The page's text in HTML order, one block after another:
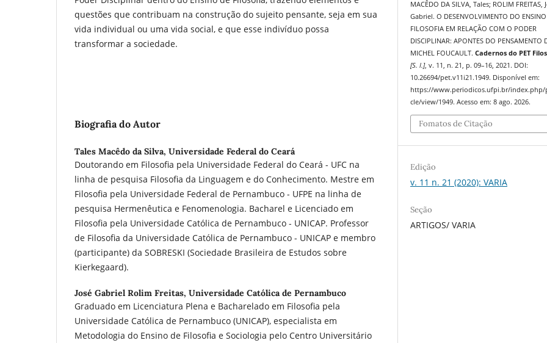
questões que contribuam na construção do sujeito pensante, seja em sua
vida individual ou uma vida social, e que esse indivíduo possa
transformar a sociedade.
Biografia do Autor
Tales Macêdo da Silva, Universidade Federal do Ceará
Doutorando em Filosofia pela Universidade Federal do Ceará - UFC na
linha de pesquisa Filosofia da Linguagem e do Conhecimento. Mestre em
Filosofia pela Universidade Federal de Pernambuco - UFPE na linha de
pesquisa Hermenêutica e Fenomenologia. Bacharel e Licenciado em
Filosofia pela Universidade Católica de Pernambuco - UNICAP. Professor
de Filosofia da Universidade Católica de Pernambuco - UNICAP e membro
(participante) da SOBRESKI (Sociedade Brasileira de Estudos sobre
Kierkegaard).
José Gabriel Rolim Freitas, Universidade Católica de Pernambuco
Graduado em Licenciatura Plena e Bacharelado em Filosofia pela
Universidade Católica de Pernambuco (UNICAP), especialista em
Metodologia do Ensino de Filosofia e Sociologia pelo Centro Universitário
MACÊDO DA SILVA, Tales; ROLIM FREITAS,
Gabriel. O DESENVOLVIMENTO DO
FILOSOFIA EM RELAÇÃO COM O PODER
DISCIPLINAR: APONTES DO PENSAMENTO
MICHEL FOUCAULT.Cadernos do PET
[S. l.], v. 11, n. 21, p. 09–16, 2021. DOI:
10.26694/pet.v11i21.1949. Disponível em:
https://www.periodicos.ufpi.br/index.php/
cle/view/1949. Acesso em: 8 ago. 2026.
Fomatos de Citação
Edição
v. 11 n. 21 (2020): VARIA
Seção
ARTIGOS/ VARIA